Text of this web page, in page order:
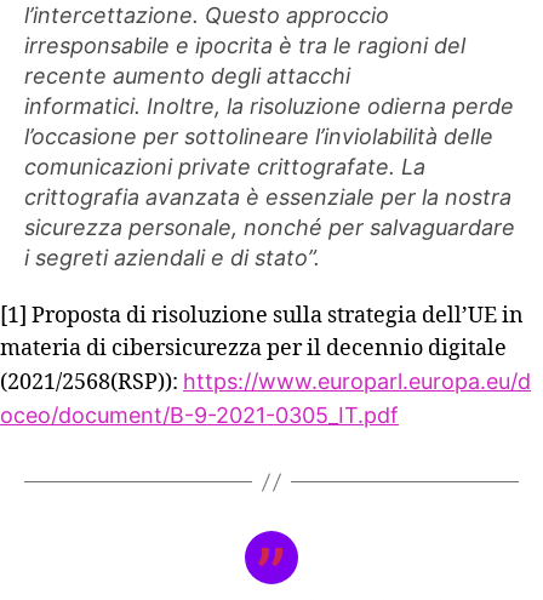
l’intercettazione. Questo approccio
irresponsabile e ipocrita è tra le ragioni del
recente aumento degli attacchi
informatici. Inoltre, la risoluzione odierna perde
l’occasione per sottolineare l’inviolabilità delle
comunicazioni private crittografate. La
crittografia avanzata è essenziale per la nostra
sicurezza personale, nonché per salvaguardare
i segreti aziendali e di stato”.
[1] Proposta di risoluzione sulla strategia dell’UE in
materia di cibersicurezza per il decennio digitale
(2021/2568(RSP)): https://www.europarl.europa.eu/d
oceo/document/B-9-2021-0305_IT.pdf